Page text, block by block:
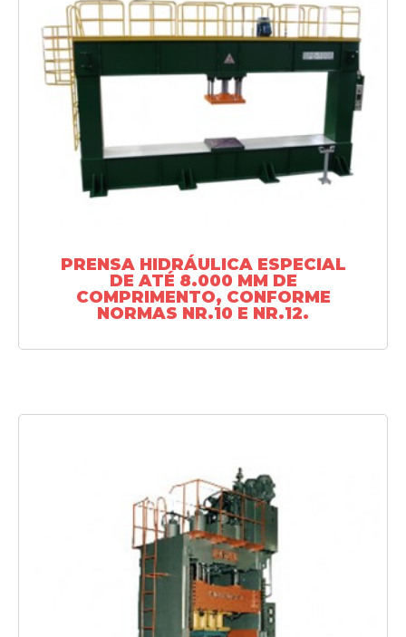
SAIBA MAIS
PRENSA HIDRÁULICA ESPECIAL
DE ATÉ 8.000 MM DE
COMPRIMENTO, CONFORME
NORMAS NR.10 E NR.12.
SAIBA MAIS